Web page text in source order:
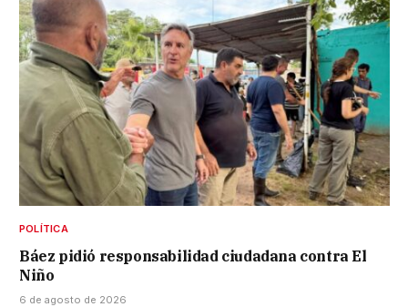
POLÍTICA
Báez pidió responsabilidad ciudadana contra El
Niño
6 de agosto de 2026